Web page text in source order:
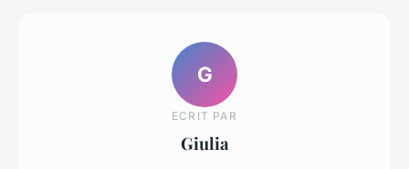
G
ECRIT PAR
Giulia